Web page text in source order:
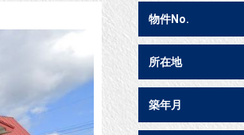
物件No.
所在地
築年月